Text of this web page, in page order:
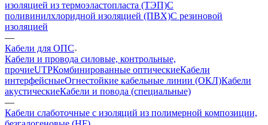
изоляцией из термоэластопласта (ТЭП)С
поливинилхлоридной изоляцией (ПВХ)С резиновой
изоляцией
—
Кабели для ОПС
Кабели и провода силовые, контрольные,
прочиеUTPКомбинированные оптическиеКабели
интерфейсныеОгнестойкие кабельные линии (ОКЛ)Кабели
акустическиеКабели и повода (специальные)
—
Кабели слаботочные с изоляций из полимерной композиции,